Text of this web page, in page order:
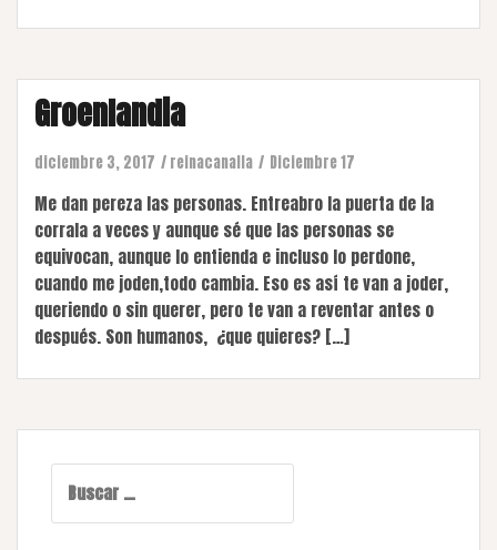
Groenlandia
diciembre 3, 2017 reinacanalla Diciembre 17
Me dan pereza las personas. Entreabro la puerta de la
corrala a veces y aunque sé que las personas se
equivocan, aunque lo entienda e incluso lo perdone,
cuando me joden,todo cambia. Eso es así te van a joder,
queriendo o sin querer, pero te van a reventar antes o
después. Son humanos, ¿que quieres? […]